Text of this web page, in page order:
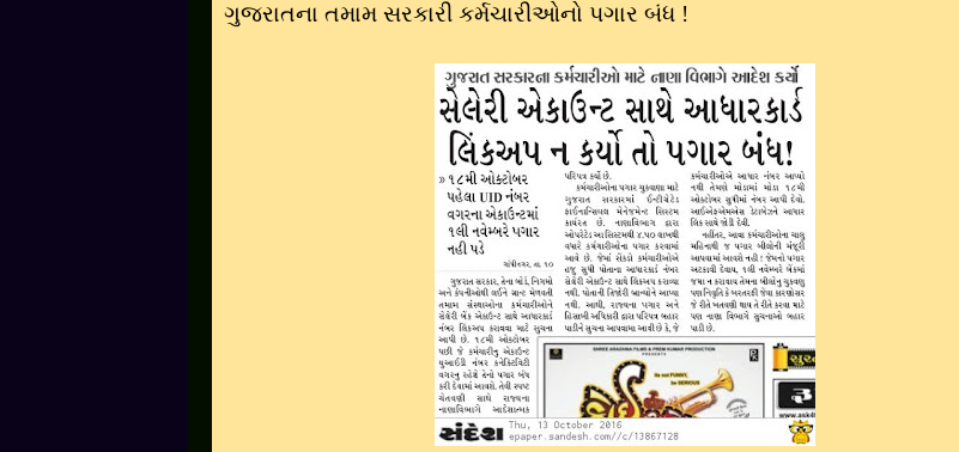
ગુજરાતના તમામ સરકારી કર્મચારીઓનો પગાર બંધ !